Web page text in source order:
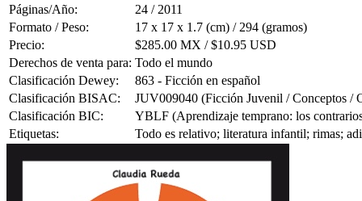
Páginas/Año:
24 / 2011
Formato / Peso:
17 x 17 x 1.7 (cm) / 294 (gramos)
Precio:
$285.00 MX / $10.95 USD
Derechos de venta para: Todo el mundo
Clasificación Dewey:
863 - Ficción en español
Clasificación BISAC:
JUV009040 (Ficción Juvenil / Conceptos /
Clasificación BIC:
YBLF (Aprendizaje temprano: los
Etiquetas:
Todo es relativo; literatura infantil; rimas;